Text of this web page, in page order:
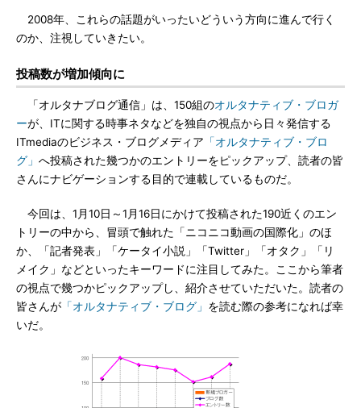
2008年、これらの話題がいったいどういう方向に進んで行く
のか、注視していきたい。
投稿数が増加傾向に
「オルタナブログ通信」は、150組のオルタナティブ・ブロガ
ーが、ITに関する時事ネタなどを独自の視点から日々発信する
ITmediaのビジネス・ブログメディア 「オルタナティブ・ブロ
グ」 へ投稿された幾つかのエントリーをピックアップ、読者の皆
さんにナビゲーションする目的で連載しているものだ。
今回は、1月10日～1月16日にかけて投稿された190近くのエン
トリーの中から、冒頭で触れた「ニコニコ動画の国際化」のほ
か、「記者発表」「ケータイ小説」「Twitter」「オタク」「リ
メイク」などといったキーワードに注目してみた。ここから筆者
の視点で幾つかピックアップし、紹介させていただいた。読者の
皆さんが 「オルタナティブ・ブログ」 を読む際の参考になれば幸
いだ。